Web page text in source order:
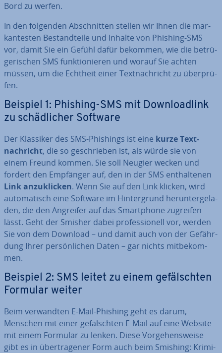
Bord zu werfen.
In den folgenden Ab­schnit­ten stellen wir Ihnen die mar­
kan­tes­ten Be­stand­tei­le und Inhalte von Phishing-SMS
vor, damit Sie ein Gefühl dafür bekommen, wie die be­trü­
ge­ri­schen SMS funk­tio­nie­ren und worauf Sie achten
müssen, um die Echtheit einer Text­nach­richt zu über­prü­
fen.
Beispiel 1: Phishing-SMS mit Down­load­link
zu schäd­li­cher Software
Der Klassiker des SMS-Phishings ist eine kurze Text­
nach­richt, die so ge­schrie­ben ist, als würde sie von
einem Freund kommen. Sie soll Neugier wecken und
fordert den Empfänger auf, den in der SMS ent­hal­te­nen
Link an­zu­kli­cken. Wenn Sie auf den Link klicken, wird
au­to­ma­tisch eine Software im Hin­ter­grund her­un­ter­ge­la­
den, die den Angreifer auf das Smart­phone zugreifen
lässt. Geht der Smisher dabei pro­fes­sio­nell vor, werden
Sie von dem Download – und damit auch von der Ge­fähr­
dung Ihrer per­sön­li­chen Daten – gar nichts mit­be­kom­
men.
Beispiel 2: SMS leitet zu einem ge­fälsch­ten
Formular weiter
Beim ver­wand­ten E-Mail-Phishing geht es darum,
Menschen mit einer ge­fälsch­ten E-Mail auf eine Website
mit einem Formular zu lenken. Diese Vor­ge­hens­wei­se
gibt es in über­tra­ge­ner Form auch beim Smishing: Kri­mi­